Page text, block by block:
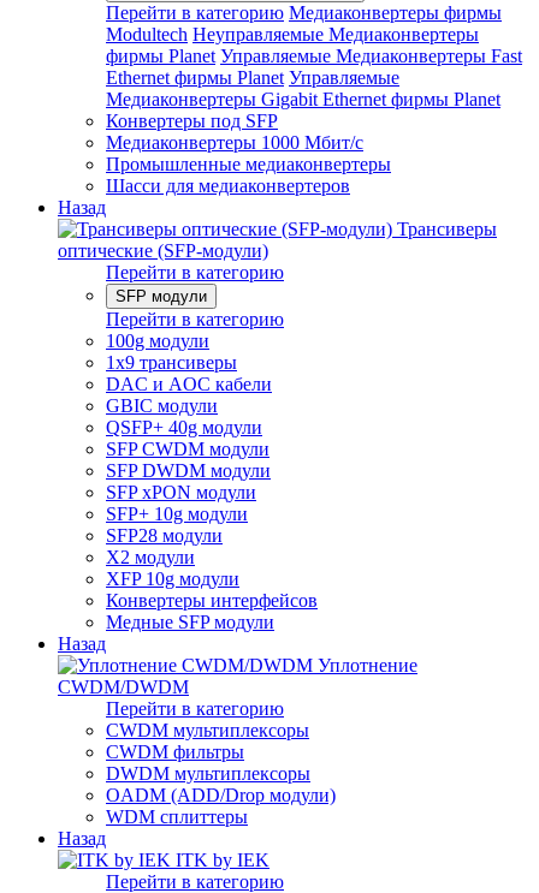
Перейти в категорию Медиаконвертеры фирмы
Modultech Неуправляемые Медиаконвертеры
фирмы Planet Управляемые Медиаконвертеры Fast
Ethernet фирмы Planet Управляемые
Медиаконвертеры Gigabit Ethernet фирмы Planet
Конвертеры под SFP
Медиаконвертеры 1000 Мбит/с
Промышленные медиаконвертеры
Шасси для медиаконвертеров
Назад
Трансиверы
оптические (SFP-модули)
Перейти в категорию
SFP модули
Перейти в категорию
100g модули
1x9 трансиверы
DAC и AOC кабели
GBIC модули
QSFP+ 40g модули
SFP CWDM модули
SFP DWDM модули
SFP xPON модули
SFP+ 10g модули
SFP28 модули
X2 модули
XFP 10g модули
Конвертеры интерфейсов
Медные SFP модули
Назад
Уплотнение
CWDM/DWDM
Перейти в категорию
CWDM мультиплексоры
CWDM фильтры
DWDM мультиплексоры
OADM (ADD/Drop модули)
WDM сплиттеры
Назад
ITK by IEK
Перейти в категорию